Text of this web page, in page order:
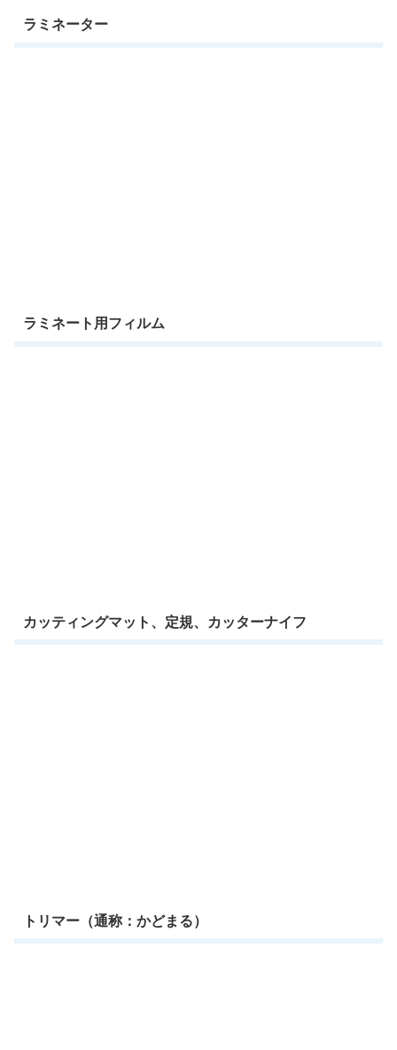
ラミネーター
ラミネート用フィルム
カッティングマット、定規、カッターナイフ
トリマー（通称：かどまる）